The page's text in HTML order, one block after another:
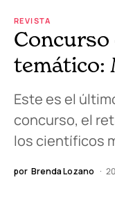
REVISTA
Concurso
temático:
Este es el
concurso, el
los científicos
por Brenda Lozano